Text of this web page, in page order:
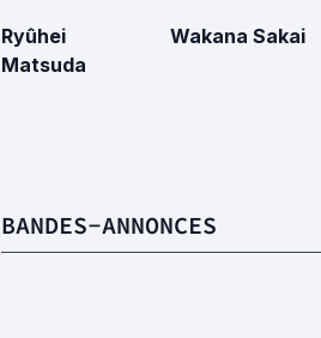
Ryûhei
Matsuda
Wakana Sakai
BANDES-ANNONCES